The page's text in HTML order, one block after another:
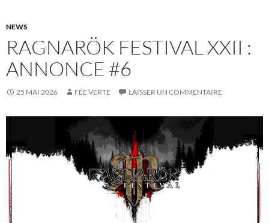
NEWS
RAGNARÖK FESTIVAL XXII :
ANNONCE #6
25 MAI 2026 FÉE VERTE LAISSER UN COMMENTAIRE